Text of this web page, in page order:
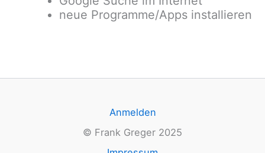
neue Programme/Apps installieren
Anmelden
© Frank Greger 2025